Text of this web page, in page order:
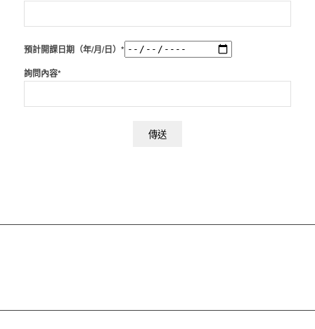
預計開課日期（年/月/日）*
詢問內容*